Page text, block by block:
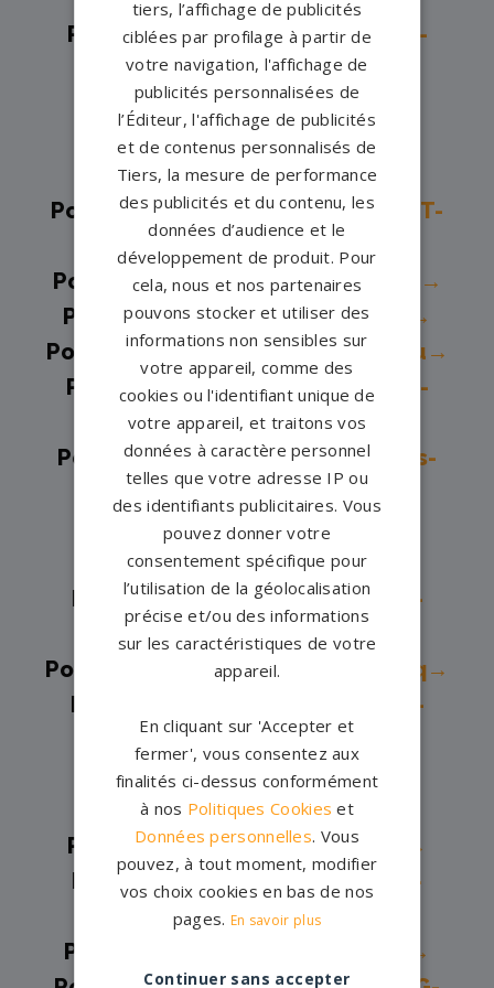
Pompes funèbres - Champs-sur-
Marne→
Pompes funèbres - Chelles→
Pompes funèbres -Combs-la-
Ville→
Pompes funèbres - COUILLY-PONT-
AUX-DAMES→
Pompes funèbres - Coulommiers→
Pompes funèbres - Cucharmoy→
Pompes funèbres - Fontainebleau→
Pompes funèbres - La Chapelle-
sur-Crécy→
Pompes funèbres -La Ferté-sous-
Jouarre→
Pompes funèbres -Lagny-sur-
Marne→
Pompes funèbres -Le Mée-sur-
Seine→
Pompes funèbres -Lizy-sur-Ourcq→
Mareuil-lès-
Meaux→
Pompes funèbres -Meaux→
Pompes funèbres - Melun→
Pompes funèbres -Mitry-Mory→
Pompes funèbres -
Montereau-
Fault-Yonne→
Pompes funèbres -
Montévrain→
tiers, l’affichage de publicités
ciblées par profilage à partir de
votre navigation, l'affichage de
publicités personnalisées de
l’Éditeur, l'affichage de publicités
et de contenus personnalisés de
Tiers, la mesure de performance
des publicités et du contenu, les
données d’audience et le
développement de produit. Pour
cela, nous et nos partenaires
pouvons stocker et utiliser des
informations non sensibles sur
votre appareil, comme des
cookies ou l'identifiant unique de
votre appareil, et traitons vos
données à caractère personnel
telles que votre adresse IP ou
des identifiants publicitaires. Vous
pouvez donner votre
consentement spécifique pour
l’utilisation de la géolocalisation
précise et/ou des informations
sur les caractéristiques de votre
appareil.
En cliquant sur 'Accepter et
fermer', vous consentez aux
finalités ci-dessus conformément
à nos Politiques Cookies et
Données personnelles. Vous
pouvez, à tout moment, modifier
vos choix cookies en bas de nos
pages. En savoir plus
Continuer sans accepter